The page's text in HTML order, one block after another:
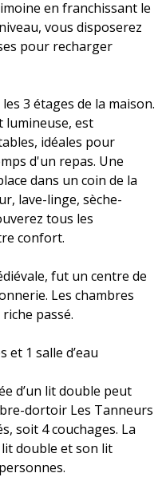
en franchissant le
vous disposerez
pour recharger
3 étages de la maison.
lumineuse, est
idéales pour
d'un repas. Une
dans un coin de la
lave-linge, sèche-
tous les
confort.
fut un centre de
Les chambres
passé.
et 1 salle d’eau
d’un lit double peut
dortoir Les Tanneurs
soit 4 couchages. La
double et son lit